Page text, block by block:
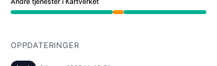
Delvis brudd fra 12:33 PM til 1:51 PM
OPPDATERINGER